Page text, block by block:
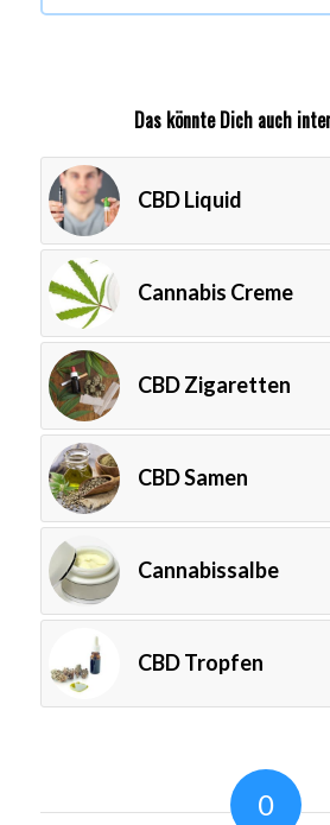
Das könnte Dich auch
CBD Liquid
Cannabis Creme
CBD Zigaretten
CBD Samen
Cannabissalbe
CBD Tropfen
0